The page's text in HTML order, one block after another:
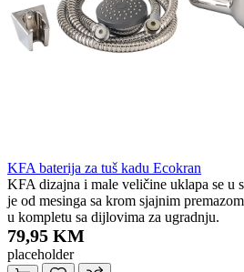
KFA baterija za tuš kadu Ecokran
KFA dizajna i male veličine uklapa se u
je od mesinga sa krom sjajnim
u kompletu sa dijlovima za ugradnju.
79,95 KM
placeholder